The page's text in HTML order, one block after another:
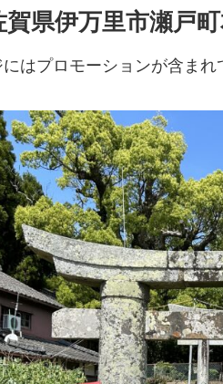
県伊万里市瀬戸
にはプロモーションが含まれ